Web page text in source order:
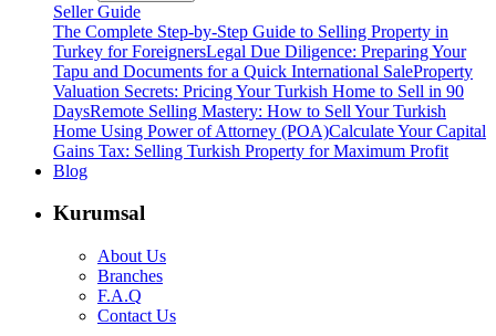
Seller Guide
The Complete Step-by-Step Guide to Selling Property in
Turkey for ForeignersLegal Due Diligence: Preparing Your
Tapu and Documents for a Quick International SaleProperty
Valuation Secrets: Pricing Your Turkish Home to Sell in 90
DaysRemote Selling Mastery: How to Sell Your Turkish
Home Using Power of Attorney (POA)Calculate Your Capital
Gains Tax: Selling Turkish Property for Maximum Profit
Blog
Kurumsal
About Us
Branches
F.A.Q
Contact Us